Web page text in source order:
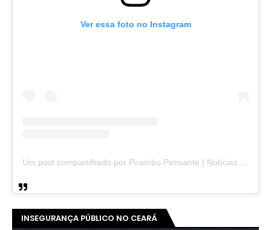
Ver essa foto no Instagram
Um post compartilhado por Pirambu Pensante | Notícias & Entretenimento (@pirambupensante)
INSEGURANÇA PÚBLICO NO CEARÁ